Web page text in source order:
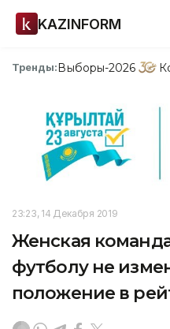
KAZINFORM
Тренды:Выборы-2026
23:23, 14 Декабря 2019
Женская
футболу не
положение в